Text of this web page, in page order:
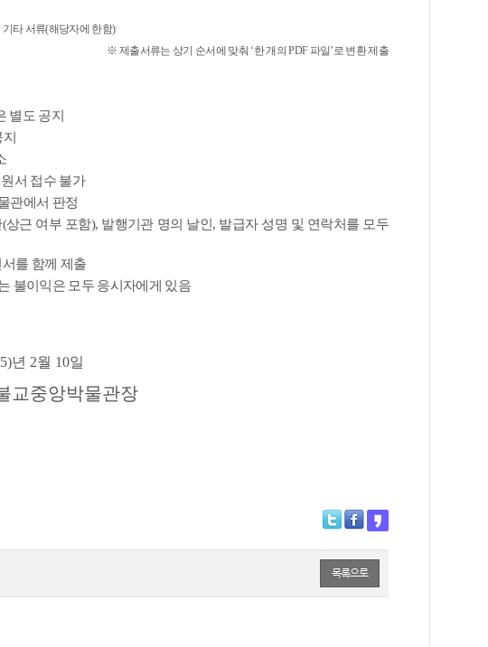
기타 서류(해당자에 한함)
※ 제출서류는 상기 순서에 맞춰 ‘한 개의PDF파일’로 변환 제출
별도 공지
서 접수 불가
관에서 판정
(상근 여부 포함), 발행기관 명의 날인 , 발급자 성명 및 연락처를 모두
를 함께 제출
불이익은 모두 응시자에게 있음
년 2월 10일
교중앙박물관장
목록으로